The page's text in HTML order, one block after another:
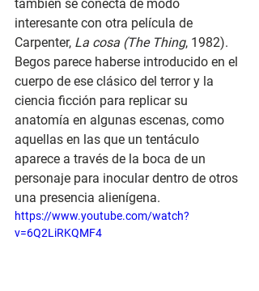
también se conecta de modo
interesante con otra película de
Carpenter, La cosa (The Thing, 1982).
Begos parece haberse introducido en el
cuerpo de ese clásico del terror y la
ciencia ficción para replicar su
anatomía en algunas escenas, como
aquellas en las que un tentáculo
aparece a través de la boca de un
personaje para inocular dentro de otros
una presencia alienígena.
https://www.youtube.com/watch?
v=6Q2LiRKQMF4